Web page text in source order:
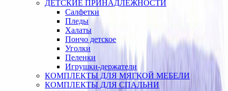
ДЕТСКИЕ ПРИНАДЛЕЖНОСТИ
Салфетки
Пледы
Халаты
Пончо детское
Уголки
Пеленки
Игрушки-держатели
КОМПЛЕКТЫ ДЛЯ МЯГКОЙ МЕБЕЛИ
КОМПЛЕКТЫ ДЛЯ СПАЛЬНИ